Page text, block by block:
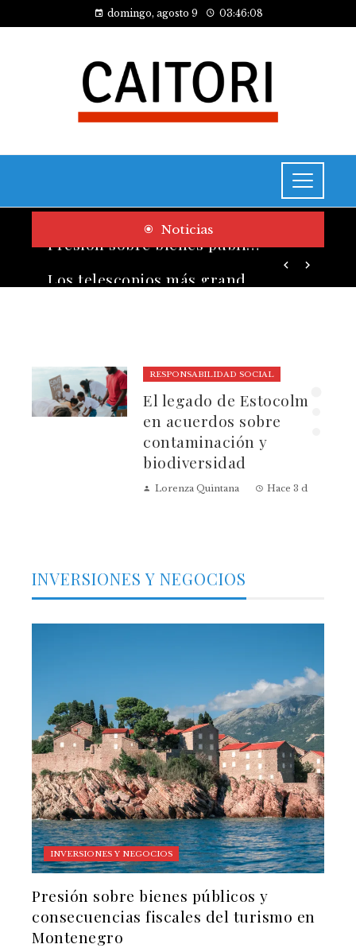
domingo, agosto 9 03:46:09
Noticias
RESPONSABILIDAD SOCIAL
El legado de Estocolmo
en acuerdos sobre
contaminación y
biodiversidad
Lorenza Quintana Hace 3 días
INVERSIONES Y NEGOCIOS
INVERSIONES Y NEGOCIOS
Presión sobre bienes públicos y
consecuencias fiscales del turismo en
Montenegro